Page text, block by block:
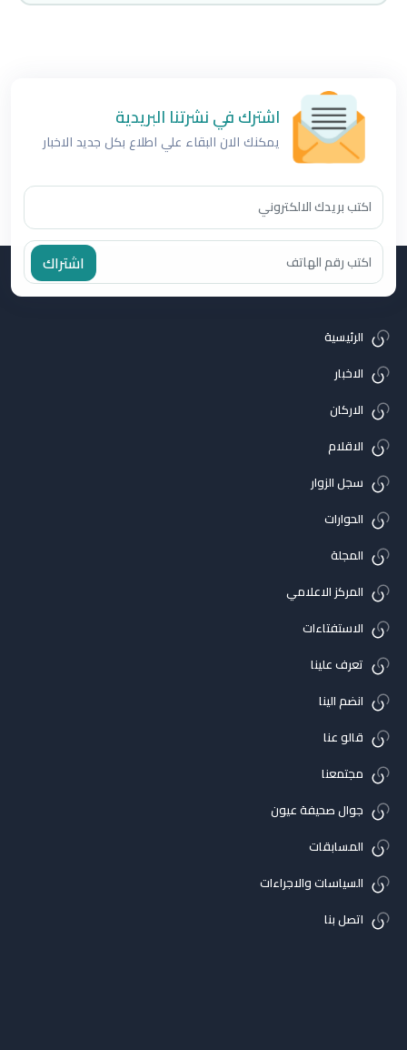
اشترك في نشرتنا البريدية
يمكنك الان البقاء علي اطلاع بكل جديد الاخبار
اشتراك
الرئيسية
الاخبار
الاركان
الاقلام
سجل الزوار
الحوارات
المجلة
المركز الاعلامي
الاستفتاءات
تعرف علينا
انضم الينا
قالو عنا
مجتمعنا
جوال صحيفة عيون
المسابقات
السياسات والاجراءات
اتصل بنا